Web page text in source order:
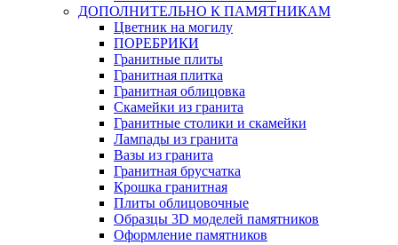
ДОПОЛНИТЕЛЬНО К ПАМЯТНИКАМ
Цветник на могилу
ПОРЕБРИКИ
Гранитные плиты
Гранитная плитка
Гранитная облицовка
Скамейки из гранита
Гранитные столики и скамейки
Лампады из гранита
Вазы из гранита
Гранитная брусчатка
Крошка гранитная
Плиты облицовочные
Образцы 3D моделей памятников
Оформление памятников